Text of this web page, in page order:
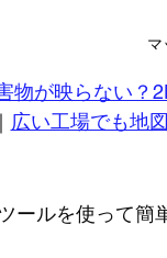
マ
物が映らない？
広い工場でも地
ールを使って簡